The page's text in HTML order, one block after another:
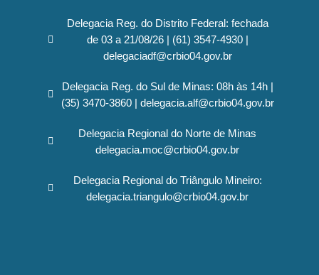
Delegacia Reg. do Distrito Federal: fechada
de 03 a 21/08/26 | (61) 3547-4930 |
delegaciadf@crbio04.gov.br
Delegacia Reg. do Sul de Minas: 08h às 14h |
(35) 3470-3860 | delegacia.alf@crbio04.gov.br
Delegacia Regional do Norte de Minas
delegacia.moc@crbio04.gov.br
Delegacia Regional do Triângulo Mineiro:
delegacia.triangulo@crbio04.gov.br